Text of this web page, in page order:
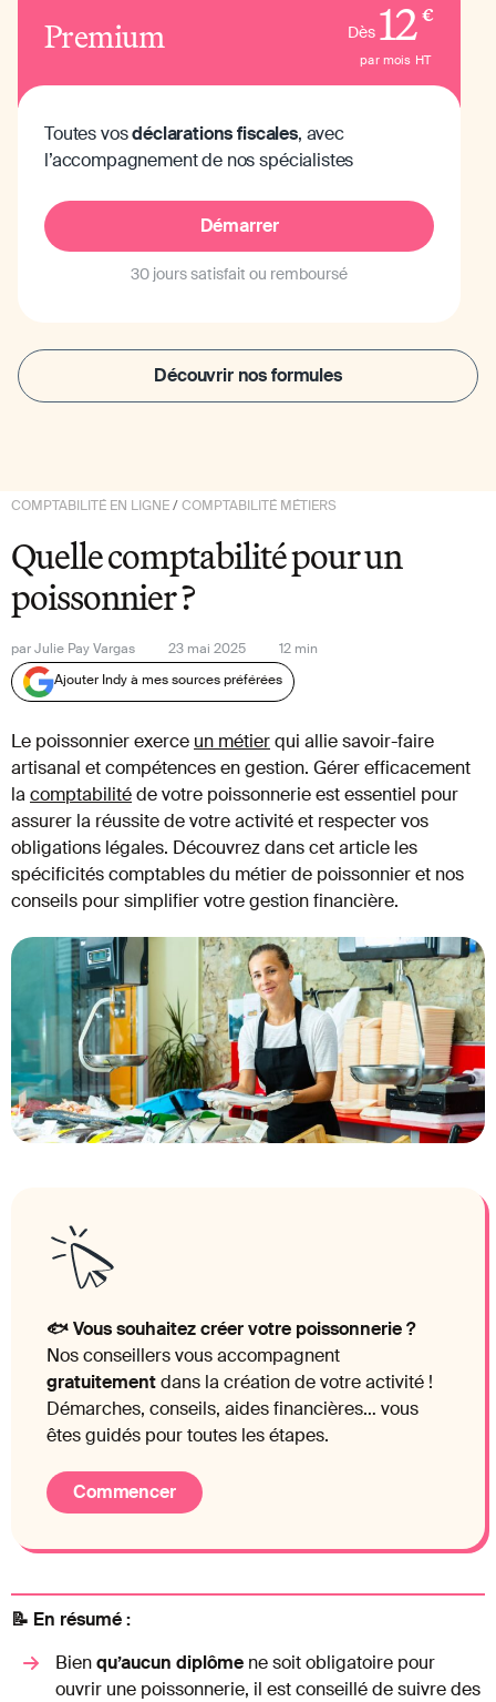
Premium Dès 12 €
par mois HT
Toutes vosdéclarations fiscales, avec
l’accompagnement de nos spécialistes
Démarrer
30 jours satisfait ou remboursé
Découvrir nos formules
COMPTABILITÉ EN LIGNE/COMPTABILITÉ MÉTIERS
Quelle comptabilité pour un
poissonnier ?
parJulie Pay Vargas 23 mai 2025 12 min
Ajouter Indy à mes sources préférées
Le poissonnier exerce un métierqui allie savoir-faire
artisanal et compétences en gestion. Gérer efficacement
la comptabilitéde votre poissonnerie est essentiel pour
assurer la réussite de votre activité et respecter vos
obligations légales. Découvrez dans cet article les
spécificités comptables du métier de poissonnier et nos
conseils pour simplifier votre gestion financière.
🐟 Vous souhaitez créer votre poissonnerie ?
Nos conseillers vous accompagnent
gratuitementdans la création de votre activité !
Démarches, conseils, aides financières… vous
êtes guidés pour toutes les étapes.
Commencer
📝 En résumé :
Bienqu’aucun diplôme ne soit obligatoire pour
ouvrir une poissonnerie, il est conseillé de suivre des